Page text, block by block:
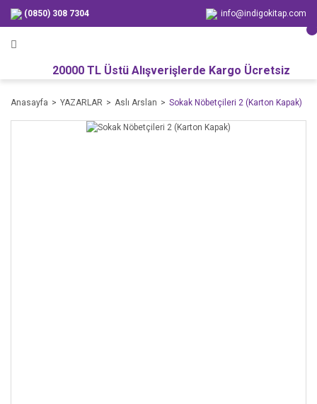
(0850) 308 7304 info@indigokitap.com
20000 TL Üstü Alışverişlerde Kargo Ücretsiz
Anasayfa YAZARLAR Aslı Arslan Sokak Nöbetçileri 2 (Karton Kapak)